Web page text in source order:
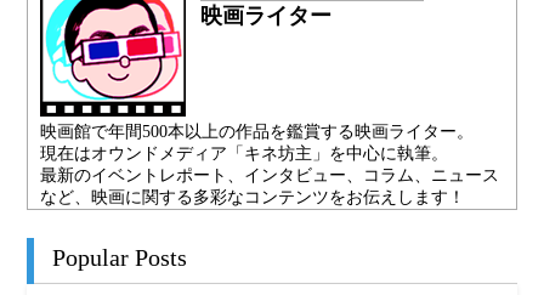
映画ライター
映画館で年間500本以上の作品を鑑賞する映画ライター。
現在はオウンドメディア「キネ坊主」を中心に執筆。
最新のイベントレポート、インタビュー、コラム、ニュース
など、映画に関する多彩なコンテンツをお伝えします！
Popular Posts